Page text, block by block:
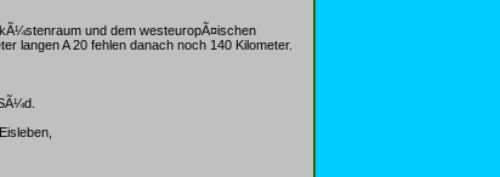
und dem westeuropÃ¤ischen
langen A 20 fehlen danach noch 140 Kilometer.